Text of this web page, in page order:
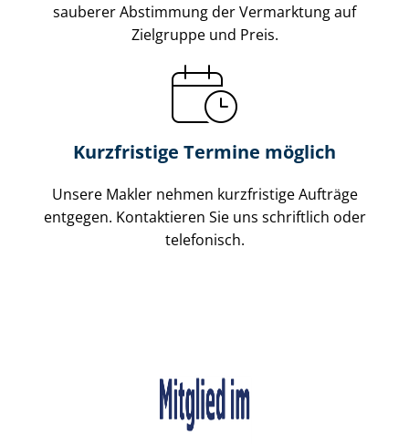
sauberer Abstimmung der Vermarktung auf
Zielgruppe und Preis.
Kurzfristige Termine möglich
Unsere Makler nehmen kurzfristige Aufträge
entgegen. Kontaktieren Sie uns schriftlich oder
telefonisch.